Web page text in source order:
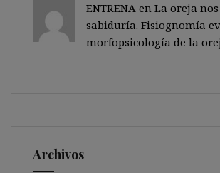
ENTRENA en La oreja
sabiduría. Fisiognomía
morfopsicología de la
Archivos